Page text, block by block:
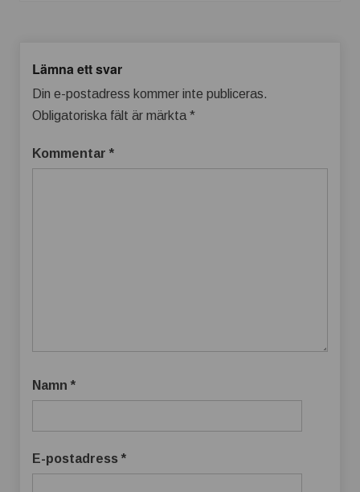
Lämna ett svar
Din e-postadress kommer inte publiceras.
Obligatoriska fält är märkta *
Kommentar *
Namn *
E-postadress *